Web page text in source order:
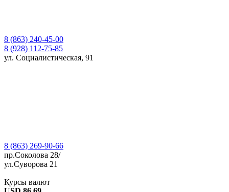
8 (863) 240-45-00
8 (928) 112-75-85
ул. Социалистическая, 91
8 (863) 269-90-66
пр.Соколова 28/
ул.Суворова 21
Курсы валют